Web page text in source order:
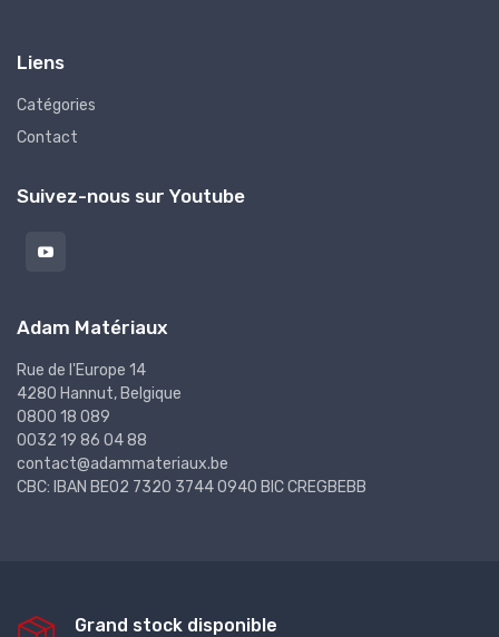
Liens
Catégories
Contact
Suivez-nous sur Youtube
Adam Matériaux
Rue de l'Europe 14
4280 Hannut, Belgique
0800 18 089
0032 19 86 04 88
contact@adammateriaux.be
CBC: IBAN BE02 7320 3744 0940 BIC CREGBEBB
Grand stock disponible